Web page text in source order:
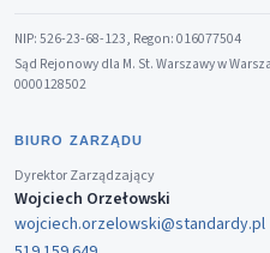
NIP: 526-23-68-123, Regon: 016077504
Sąd Rejonowy dla M. St. Warszawy w
0000128502
BIURO ZARZĄDU
Dyrektor Zarządzający
Wojciech Orzełowski
wojciech.orzelowski@standardy.pl